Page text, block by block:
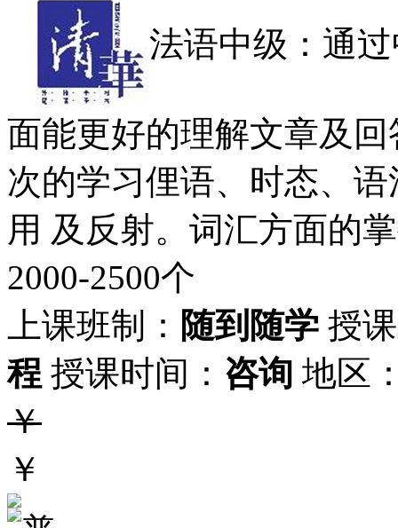
法语中级：通
面能更好的理解文章及
次的学习俚语、时态、
用 及反射。词汇方面的
2000-2500个
上课班制： 随到随学 授
程 授课时间： 咨询 地区
￥
￥